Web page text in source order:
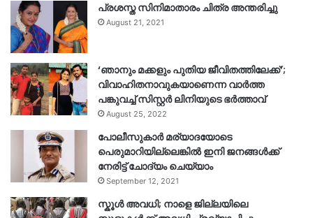
പ്രശസ്ത സിനിമാതാരം ചിത്ര അന്തരിച്ചു
August 21, 2021
‘ഞാനും മക്കളും പുതിയ ജീവിതത്തിലേക്ക്’;
വിവാഹിതനാവുകയാണെന്ന വാർത്ത
പങ്കുവച്ച് സിസ്റ്റർ ലിനിയുടെ ഭർത്താവ്
August 25, 2022
പോലീസുകാര്‍ മര്യാദയോടെ
പെരുമാറിയില്ലെങ്കില്‍ ഇനി ജനങ്ങള്‍ക്ക്
നേരിട്ട് ചോദ്യം ചെയ്യാം
September 12, 2021
സ്കൂൾ അവധി; നാളെ ജില്ലയിലെ